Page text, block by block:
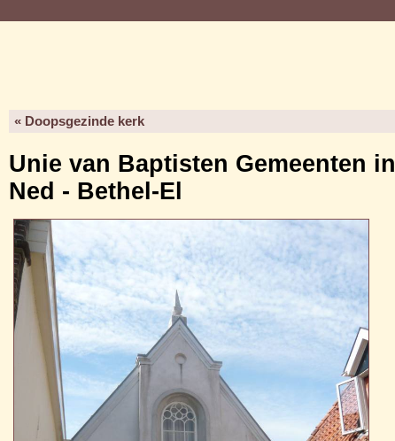
« Doopsgezinde kerk
Unie van Baptisten Gemeenten in
Ned - Bethel-El